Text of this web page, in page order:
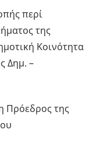
περί
της
Κοινότητα
Δημ. –
Πρόεδρος της